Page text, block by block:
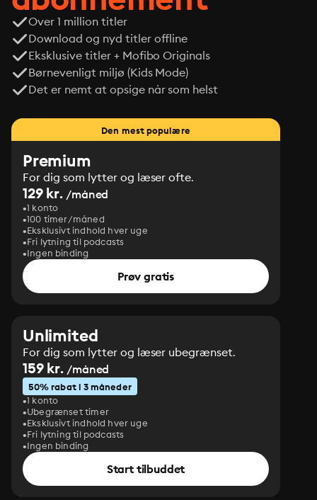
Over 1 million titler
Download og nyd titler offline
Eksklusive titler + Mofibo Originals
Børnevenligt miljø (Kids Mode)
Det er nemt at opsige når som helst
Den mest populære
Premium
For dig som lytter og læser ofte.
129 kr. /måned
1 konto
100 timer/måned
Eksklusivt indhold hver uge
Fri lytning til podcasts
Ingen binding
Prøv gratis
Unlimited
For dig som lytter og læser ubegrænset.
159 kr. /måned
50% rabat i 3 måneder
1 konto
Ubegrænset timer
Eksklusivt indhold hver uge
Fri lytning til podcasts
Ingen binding
Start tilbuddet